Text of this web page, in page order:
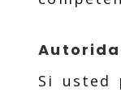
Si usted